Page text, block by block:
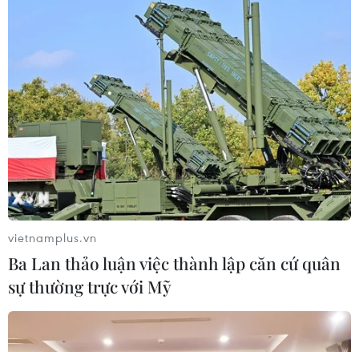
vietnamplus.vn
Ba Lan thảo luận việc thành lập căn cứ quân
sự thường trực với Mỹ